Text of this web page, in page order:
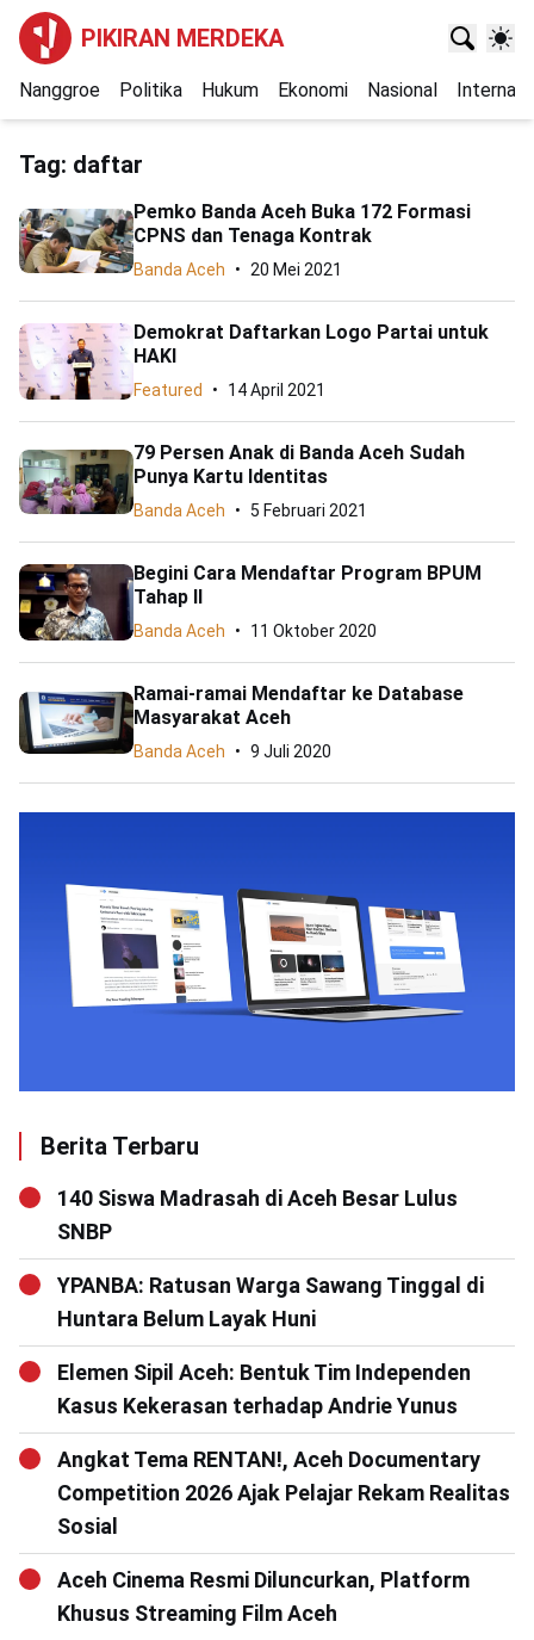
PIKIRAN MERDEKA
Nanggroe Politika Hukum Ekonomi Nasional
Tag: daftar
Pemko Banda Aceh Buka 172 Formasi
CPNS dan Tenaga Kontrak
Banda Aceh 20 Mei 2021
Demokrat Daftarkan Logo Partai untuk
HAKI
Featured 14 April 2021
79 Persen Anak di Banda Aceh Sudah
Punya Kartu Identitas
Banda Aceh 5 Februari 2021
Begini Cara Mendaftar Program BPUM
Tahap II
Banda Aceh 11 Oktober 2020
Ramai-ramai Mendaftar ke Database
Masyarakat Aceh
Banda Aceh 9 Juli 2020
Berita Terbaru
140 Siswa Madrasah di Aceh Besar Lulus
SNBP
YPANBA: Ratusan Warga Sawang Tinggal di
Huntara Belum Layak Huni
Elemen Sipil Aceh: Bentuk Tim Independen
Kasus Kekerasan terhadap Andrie Yunus
Angkat Tema RENTAN!, Aceh Documentary
Competition 2026 Ajak Pelajar Rekam Realitas
Sosial
Aceh Cinema Resmi Diluncurkan, Platform
Khusus Streaming Film Aceh